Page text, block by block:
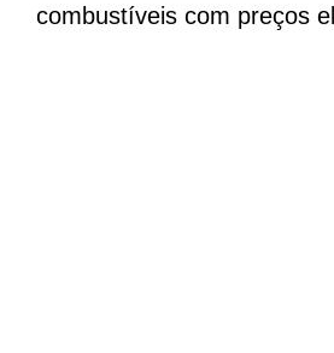
combustíveis com preços